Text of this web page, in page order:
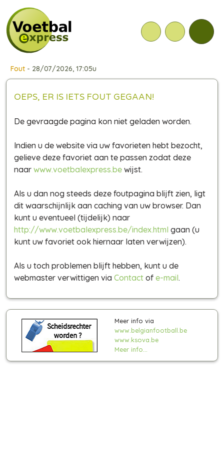
Fout - 28/07/2026, 17:05u
OEPS, ER IS IETS FOUT GEGAAN!
De gevraagde pagina kon niet geladen worden.
Indien u de website via uw favorieten hebt bezocht,
gelieve deze favoriet aan te passen zodat deze
naar www.voetbalexpress.be wijst.
Als u dan nog steeds deze foutpagina blijft zien, ligt
dit waarschijnlijk aan caching van uw browser. Dan
kunt u eventueel (tijdelijk) naar
http://www.voetbalexpress.be/index.html gaan (u
kunt uw favoriet ook hiernaar laten verwijzen).
Als u toch problemen blijft hebben, kunt u de
webmaster verwittigen via Contact of e-mail.
Meer info via
www.belgianfootball.be
www.ksova.be
Meer info...